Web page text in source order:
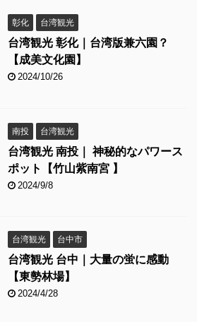
彰化 台湾観光
台湾観光 彰化｜台湾版兼六園？
【成美文化園】
2024/10/26
南投 台湾観光
台湾観光 南投｜ 神秘的なパワース
ポット【竹山紫南宮 】
2024/9/8
台湾観光 台中市
台湾観光 台中｜大量の蛍に感動
【東勢林場】
2024/4/28